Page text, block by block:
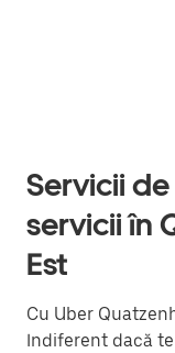
Servicii
servicii în
Est
Cu Uber
Indiferent dacă